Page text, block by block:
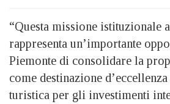
“Questa missione istituzionale
rappresenta un’importante
Piemonte di consolidare la
come destinazione
turistica per gli investimenti